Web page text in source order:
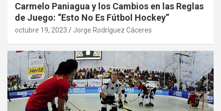
Carmelo Paniagua y los Cambios en las Reglas
de Juego: “Esto No Es Fútbol Hockey”
octubre 19, 2023 Jorge Rodríguez Cáceres